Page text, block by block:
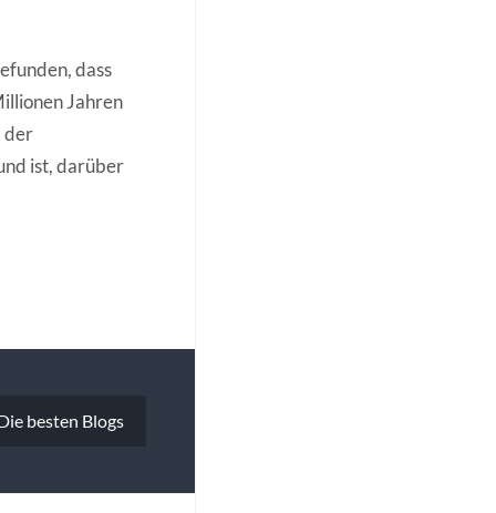
dass
Jahren
der
ist, darüber
besten Blogs